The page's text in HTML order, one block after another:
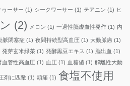
ヮーサー (1) シークワーサー (1) テアニン (1) ヒ
(2) メロン (1) 一過性脳虚血性発作 (1) 内
脈閉塞症 (1) 夜間持続型高血圧 (1) 大動脈癌 (1)
発芽玄米緑茶 (1) 発酵黒豆エキス (1) 脳出血 (1)
血管性高血圧 (1) 血圧 (1) 血糖値 (1) 解離性大動
剤に匹敵 (1) 頭痛 (1) 食塩不使用